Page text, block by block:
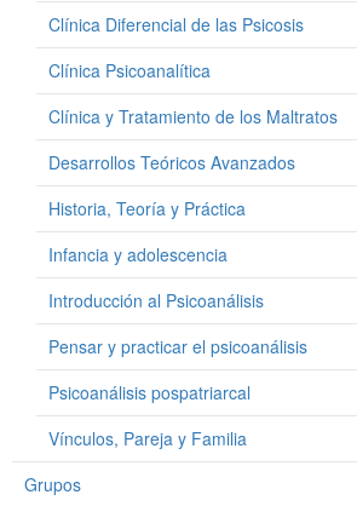
Clínica Diferencial de las Psicosis
Clínica Psicoanalítica
Clínica y Tratamiento de los Maltratos
Desarrollos Teóricos Avanzados
Historia, Teoría y Práctica
Infancia y adolescencia
Introducción al Psicoanálisis
Pensar y practicar el psicoanálisis
Psicoanálisis pospatriarcal
Vínculos, Pareja y Familia
Grupos